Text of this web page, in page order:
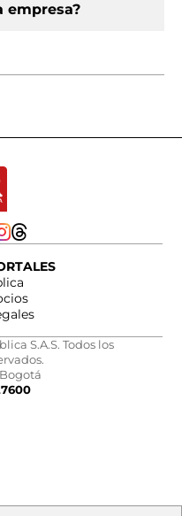
empresa?
S.A.S. Todos los
Bogotá